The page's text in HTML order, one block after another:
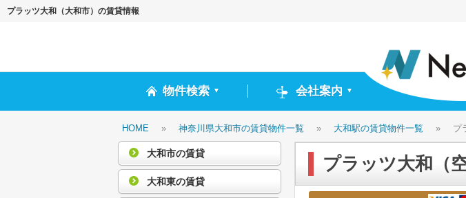
プラッツ大和（大和市）の賃貸情報
物件検索 ▼ 会社案内 ▼
HOME » 神奈川県大和市の賃貸物件一覧 » 大和駅の賃貸物件一覧 » プ
プラッツ大和（
大和市の賃貸
大和東の賃貸